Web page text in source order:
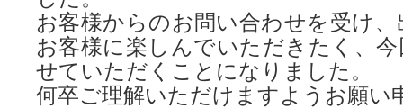
お客様からのお問い合わせを受け
お客様に楽しんでいただきたく、
せていただくことになりました。
何卒ご理解いただけますようお願い